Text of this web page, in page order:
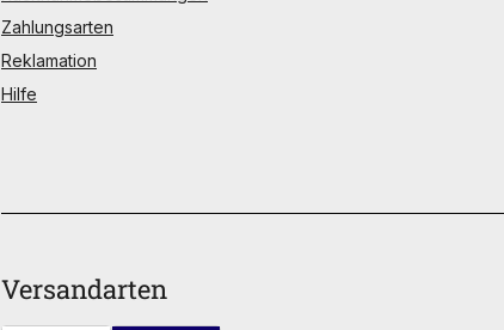
Versandarten
Zahlungsarten
Reklamation
Hilfe